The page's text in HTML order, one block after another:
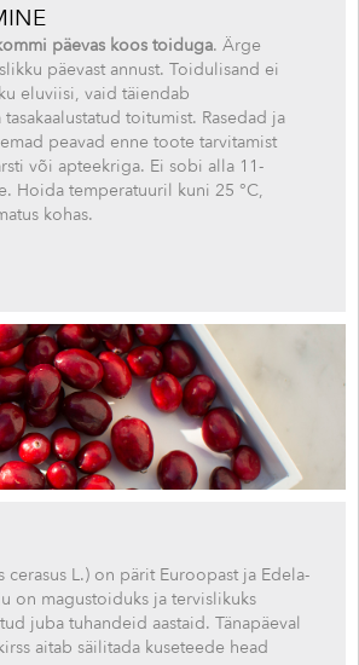
päevas koos toiduga. Ärge
päevast annust. Toidulisand ei
eluviisi, vaid täiendab
toitumist. Rasedad ja
peavad enne toote tarvitamist
või apteekriga. Ei sobi alla 11-
Hoida temperatuuril kuni 25 °C,
kohas.
cerasus L.) on pärit Euroopast ja Edela-
on magustoiduks ja tervislikuks
juba tuhandeid aastaid. Tänapäeval
aitab säilitada kuseteede head